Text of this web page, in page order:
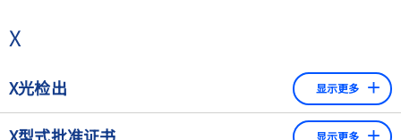
X
X光检出 显示更多
X光检出系统可用于识别一些物理异物，如金属、玻璃、橡
显示更多